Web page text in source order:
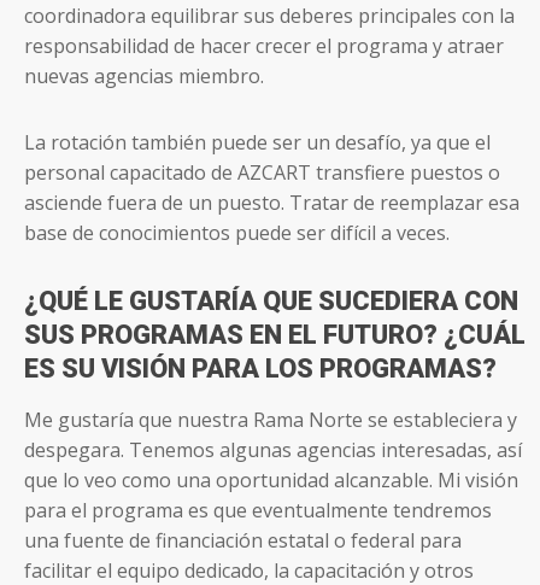
coordinadora equilibrar sus deberes principales con la
responsabilidad de hacer crecer el programa y atraer
nuevas agencias miembro.
La rotación también puede ser un desafío, ya que el
personal capacitado de AZCART transfiere puestos o
asciende fuera de un puesto. Tratar de reemplazar esa
base de conocimientos puede ser difícil a veces.
¿QUÉ LE GUSTARÍA QUE SUCEDIERA CON
SUS PROGRAMAS EN EL FUTURO? ¿CUÁL
ES SU VISIÓN PARA LOS PROGRAMAS?
Me gustaría que nuestra Rama Norte se estableciera y
despegara. Tenemos algunas agencias interesadas, así
que lo veo como una oportunidad alcanzable. Mi visión
para el programa es que eventualmente tendremos
una fuente de financiación estatal o federal para
facilitar el equipo dedicado, la capacitación y otros